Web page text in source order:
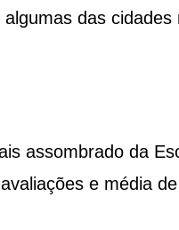
das
assombrado da
e média